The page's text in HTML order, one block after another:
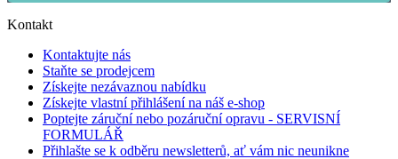
Kontakt
Kontaktujte nás
Staňte se prodejcem
Získejte nezávaznou nabídku
Získejte vlastní přihlášení na náš e-shop
Poptejte záruční nebo pozáruční opravu - SERVISNÍ
FORMULÁŘ
Přihlašte se k odběru newsletterů, ať vám nic neunikne